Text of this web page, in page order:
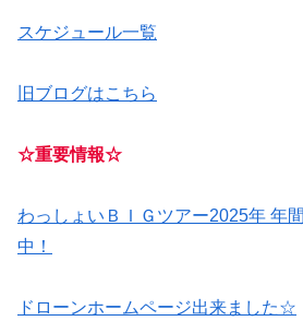
スケジュール一覧
旧ブログはこちら
☆重要情報☆
わっしょいＢＩＧツアー2025年 年
中！
ドローンホームページ出来ました☆